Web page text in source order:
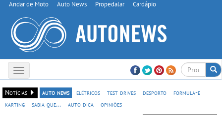
Andar de Moto Auto News Propedalar Cardápio
Toggle
navigation
Notícias
auto news elétricos test drives desporto
formula-e
karting
sabia que... auto dica opiniões